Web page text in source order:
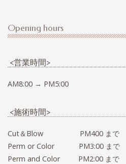
Opening hours
<営業時間>
AM8:00 → PM5:00
<施術時間>
Cut＆Blow PM400 まで
Perm or Color PM3:00 まで
Perm and Color PM2:00 まで